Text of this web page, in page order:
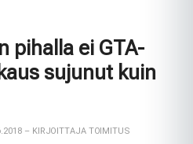
viikinkihauta avattiin
pihalla ei GTA-
sujunut kuin
– KIRJOITTAJA TOIMITUS